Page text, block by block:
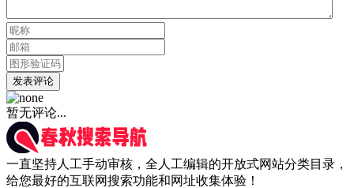
发表评论
暂无评论...
一直坚持人工手动审核，全人工编辑的开放式网站分类目录，
给您最好的互联网搜索功能和网址收集体验！